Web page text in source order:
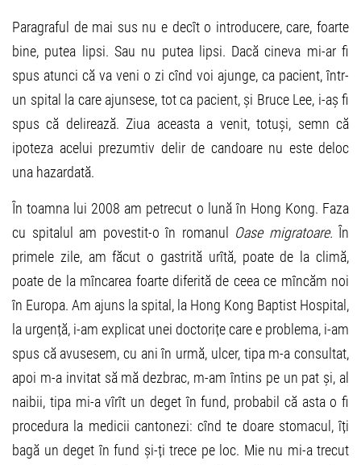
Paragraful de mai sus nu e decît o introducere, care, foarte
bine, putea lipsi. Sau nu putea lipsi. Dacă cineva mi-ar fi
spus atunci că va veni o zi cînd voi ajunge, ca pacient, într-
un spital la care ajunsese, tot ca pacient, și Bruce Lee, i-aș fi
spus că delirează. Ziua aceasta a venit, totuși, semn că
ipoteza acelui prezumtiv delir de candoare nu este deloc
una hazardată.
În toamna lui 2008 am petrecut o lună în Hong Kong. Faza
cu spitalul am povestit-o în romanul Oase migratoare. În
primele zile, am făcut o gastrită urîtă, poate de la climă,
poate de la mîncarea foarte diferită de ceea ce mîncăm noi
în Europa. Am ajuns la spital, la Hong Kong Baptist Hospital,
la urgență, i-am explicat unei doctorițe care e problema, i-am
spus că avusesem, cu ani în urmă, ulcer, tipa m-a consultat,
apoi m-a invitat să mă dezbrac, m-am întins pe un pat și, al
naibii, tipa mi-a vîrît un deget în fund, probabil că asta o fi
procedura la medicii cantonezi: cînd te doare stomacul, îți
bagă un deget în fund și-ți trece pe loc. Mie nu mi-a trecut